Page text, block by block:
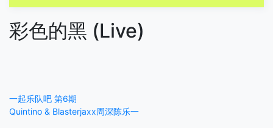
彩色的黑 (Live)
一起乐队吧 第6期
Quintino & Blasterjaxx周深陈乐一